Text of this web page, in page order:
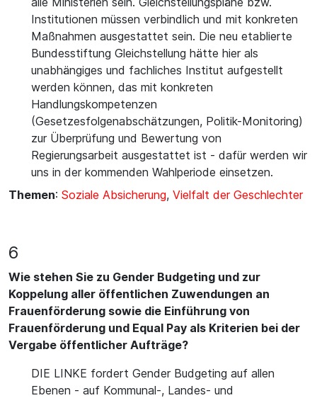
Institutionen müssen verbindlich und mit konkreten
Maßnahmen ausgestattet sein. Die neu etablierte
Bundesstiftung Gleichstellung hätte hier als
unabhängiges und fachliches Institut aufgestellt
werden können, das mit konkreten
Handlungskompetenzen
(Gesetzesfolgenabschätzungen, Politik-Monitoring)
zur Überprüfung und Bewertung von
Regierungsarbeit ausgestattet ist - dafür werden wir
uns in der kommenden Wahlperiode einsetzen.
Themen: Soziale Absicherung, Vielfalt der Geschlechter
6
Wie stehen Sie zu Gender Budgeting und zur
Koppelung aller öffentlichen Zuwendungen an
Frauenförderung sowie die Einführung von
Frauenförderung und Equal Pay als Kriterien bei der
Vergabe öffentlicher Aufträge?
DIE LINKE fordert Gender Budgeting auf allen
Ebenen - auf Kommunal-, Landes- und